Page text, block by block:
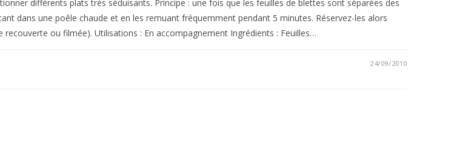
différents plats très séduisants. Principe : une fois que les feuilles de blettes sont séparées des
dans une poêle chaude et en les remuant fréquemment pendant 5 minutes. Réservez-les alors
ou filmée). Utilisations : En accompagnement Ingrédients : Feuilles…
24/09/2010